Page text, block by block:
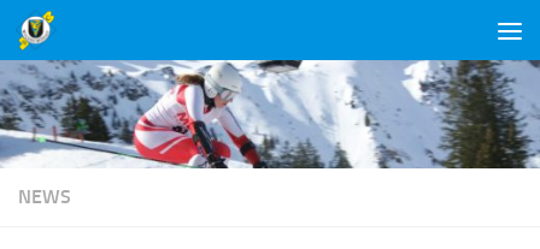
Unter dem Inhalt
NEWS